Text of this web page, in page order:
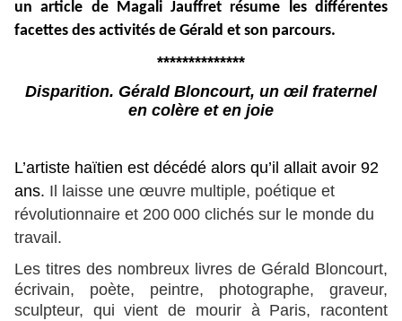
un article de Magali Jauffret résume les différentes
facettes des activités de Gérald et son parcours.
**************
Disparition. Gérald Bloncourt, un œil fraternel
en colère et en joie
L’artiste haïtien est décédé alors qu’il allait avoir 92
ans. Il laisse une œuvre multiple, poétique et
révolutionnaire et 200 000 clichés sur le monde du
travail.
Les titres des nombreux livres de Gérald Bloncourt,
écrivain, poète, peintre, photographe, graveur,
sculpteur, qui vient de mourir à Paris, racontent